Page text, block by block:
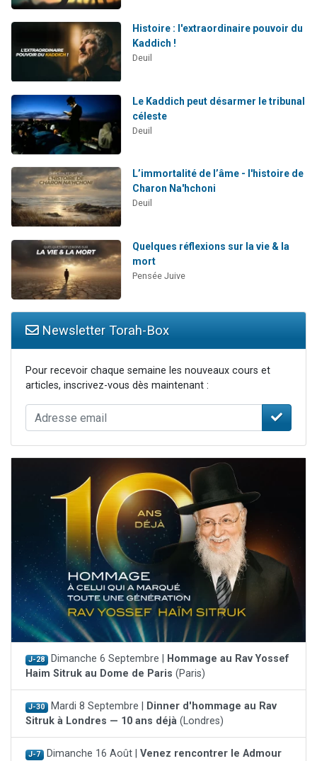
Histoire : l'extraordinaire pouvoir du
Kaddich !
Deuil
Le Kaddich peut désarmer le tribunal
céleste
Deuil
L’immortalité de l’âme - l'histoire de
Charon Na'hchoni
Deuil
Quelques réflexions sur la vie & la
mort
Pensée Juive
Newsletter Torah-Box
Pour recevoir chaque semaine les nouveaux cours et
articles, inscrivez-vous dès maintenant :
J-28 Dimanche 6 Septembre |
Hommage au Rav Yossef
Haim Sitruk au Dome de Paris (Paris)
J-30 Mardi 8 Septembre |
Dinner d'hommage au Rav
Sitruk à Londres — 10 ans déjà (Londres)
J-7 Dimanche 16 Août | Venez rencontrer le Admour